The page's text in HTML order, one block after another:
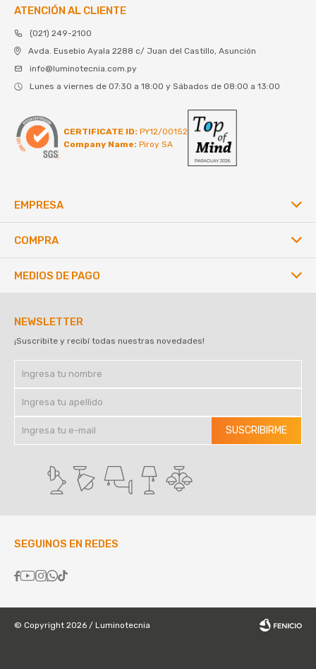
ATENCIÓN AL CLIENTE
(021) 249-2100
Avda. Eusebio Ayala 2288 c/ Juan del Castillo, Asunción
info@luminotecnia.com.py
Lunes a viernes de 07:30 a 18:00 y Sábados de 08:00 a 13:00
CERTIFICATE ID: PY12/00152
Company Name: Piroy SA
EMPRESA
COMPRA
NEWSLETTER
¡Suscribite y recibí todas nuestras novedades!
SUSCRIBIRME
SEGUINOS EN REDES

MEDIOS DE PAGO
© Copyright 2026 / Luminotecnia